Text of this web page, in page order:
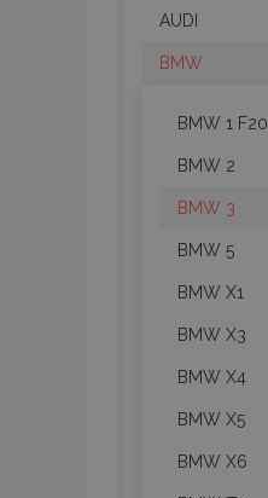
AUDI
BMW
BMW 1 F20
BMW 2
BMW 3
BMW 5
BMW X1
BMW X3
BMW X4
BMW X5
BMW X6